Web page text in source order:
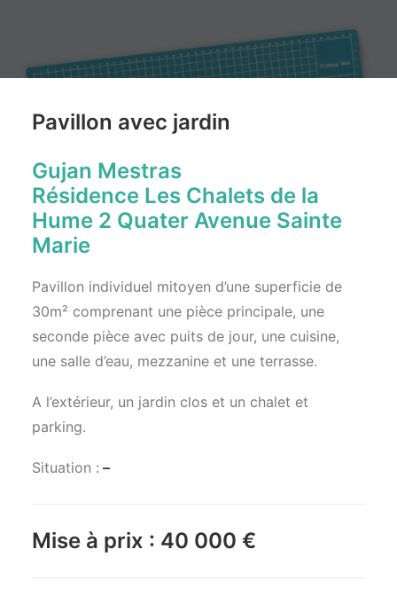
Pavillon avec jardin
Gujan Mestras
Résidence Les Chalets de la
Hume 2 Quater Avenue Sainte
Marie
Pavillon individuel mitoyen d’une superficie de
30m² comprenant une pièce principale, une
seconde pièce avec puits de jour, une cuisine,
une salle d’eau, mezzanine et une terrasse.
A l’extérieur, un jardin clos et un chalet et
parking.
Situation : –
Mise à prix : 40 000 €